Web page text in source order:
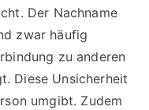
Der Nachname
zwar häufig
zu anderen
Diese Unsicherheit
umgibt. Zudem